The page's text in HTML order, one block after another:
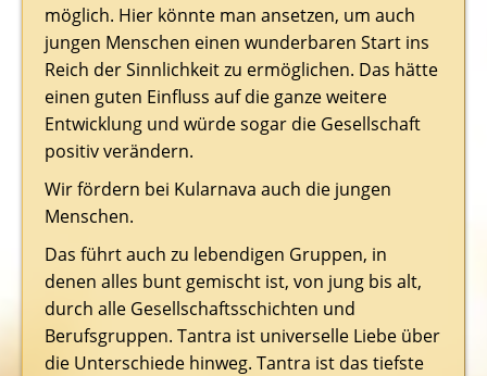
möglich. Hier könnte man ansetzen, um auch
jungen Menschen einen wunderbaren Start ins
Reich der Sinnlichkeit zu ermöglichen. Das hätte
einen guten Einfluss auf die ganze weitere
Entwicklung und würde sogar die Gesellschaft
positiv verändern.
Wir fördern bei Kularnava auch die jungen
Menschen.
Das führt auch zu lebendigen Gruppen, in
denen alles bunt gemischt ist, von jung bis alt,
durch alle Gesellschaftsschichten und
Berufsgruppen. Tantra ist universelle Liebe über
die Unterschiede hinweg. Tantra ist das tiefste